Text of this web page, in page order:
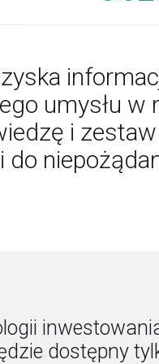
umysłu
i
do
dostępny